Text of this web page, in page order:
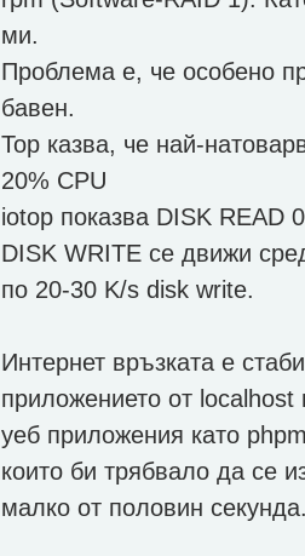
ми.
Проблема е, че особено
бавен.
Top казва, че най-
20% CPU
iotop показва DISK READ
DISK WRITE се движи
по 20-30 K/s disk write.
Интернет връзката е
приложението от localhost
уеб приложения като
които би трябвало да се
малко от половин